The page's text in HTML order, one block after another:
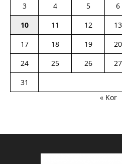
3
4 5 6
10
11 12 13
17
18 19 20
24
25 26 27
31
« Kor